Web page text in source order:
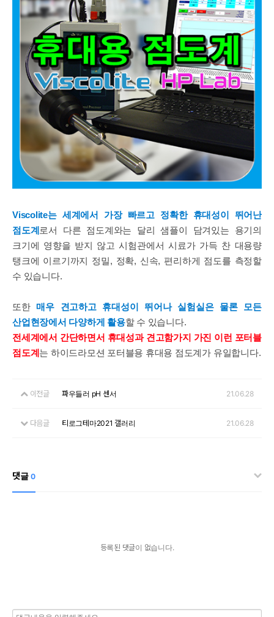
Viscolite는 세계에서 가장 빠르고 정확한 휴대성이 뛰어난
점도계로서 다른 점도계와는 달리 샘플이 담겨있는 용기의
크기에 영향을 받지 않고 시험관에서 시료가 가득 찬 대용량
탱크에 이르기까지 정밀, 정확, 신속, 편리하게 점도를 측정할
수 있습니다.
또한매우 견고하고 휴대성이 뛰어나 실험실은 물론 모든
산업현장에서 다양하게 활용할 수 있습니다.
전세계에서 간단하면서 휴대성과 견고함가지 가진 이런 포터블
점도계는 하이드라모션 포터블용 휴대용 점도계가 유일합니다.
이전글 파우들러 pH 센서 21.06.28
다음글 티로그테마2021 갤러리 21.06.28
댓글 0
등록된 댓글이 없습니다.